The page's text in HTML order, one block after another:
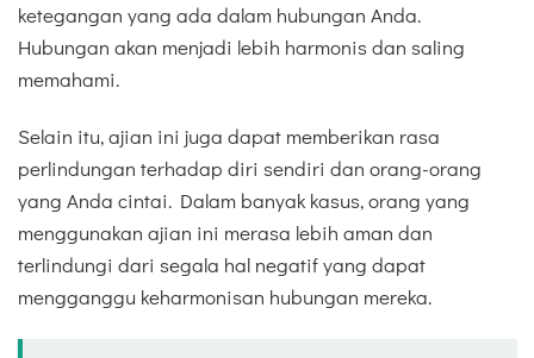
ketegangan yang ada dalam hubungan Anda.
Hubungan akan menjadi lebih harmonis dan saling
memahami.
Selain itu, ajian ini juga dapat memberikan rasa
perlindungan terhadap diri sendiri dan orang-orang
yang Anda cintai. Dalam banyak kasus, orang yang
menggunakan ajian ini merasa lebih aman dan
terlindungi dari segala hal negatif yang dapat
mengganggu keharmonisan hubungan mereka.